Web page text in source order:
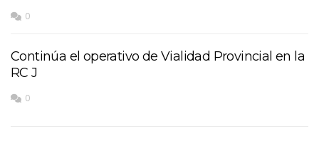
0
Continúa el operativo de Vialidad Provincial en la
RC J
0